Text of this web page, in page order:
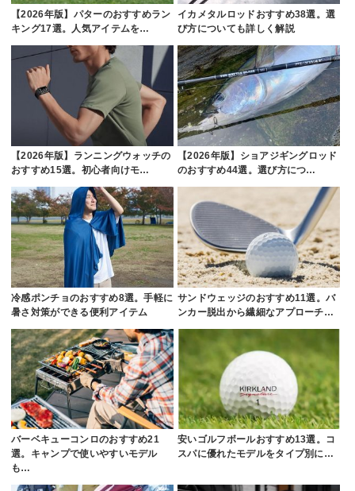
【2026年版】パターのおすすめラン
キング17選。人気アイテムを…
イカメタルロッドおすすめ38選。選
び方についても詳しく解説
【2026年版】ランニングウォッチの
おすすめ15選。初心者向けモ…
【2026年版】ショアジギングロッド
のおすすめ44選。選び方につ…
冷感ポンチョのおすすめ8選。手軽に
暑さ対策ができる便利アイテム
サンドウェッジのおすすめ11選。バ
ンカー脱出から繊細なアプローチ…
バーベキューコンロのおすすめ21
選。キャンプで使いやすいモデル
も…
安いゴルフボールおすすめ13選。コ
スパに優れたモデルをタイプ別に…